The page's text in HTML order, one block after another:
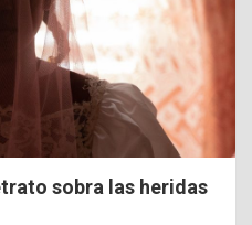
sobra las heridas